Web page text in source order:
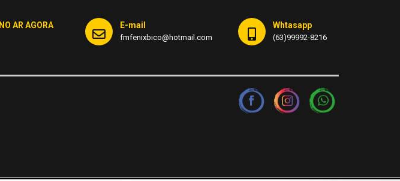
NO AR AGORA E-mail
fmfenixbico@hotmail.com
Whtasapp
(63)99992-8216